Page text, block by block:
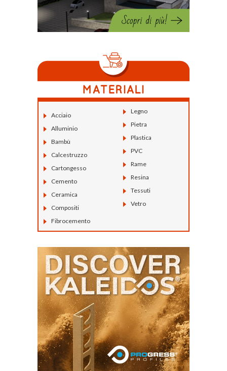
Acciaio
Alluminio
Bambù
Calcestruzzo
Cartongesso
Cemento
Ceramica
Compositi
Fibrocemento
Legno
Pietra
Plastica
PVC
Rame
Resina
Tessuti
Vetro